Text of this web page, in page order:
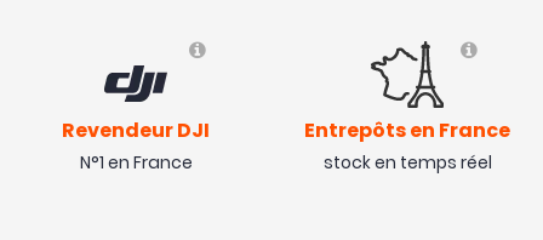
Revendeur DJI
N°1 en France
Entrepôts en France
stock en temps réel